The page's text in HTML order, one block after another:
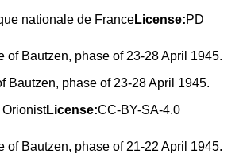
nationale de FranceLicense:PD
Bautzen, phase of 23-28 April 1945.
OrionistLicense:CC-BY-SA-4.0